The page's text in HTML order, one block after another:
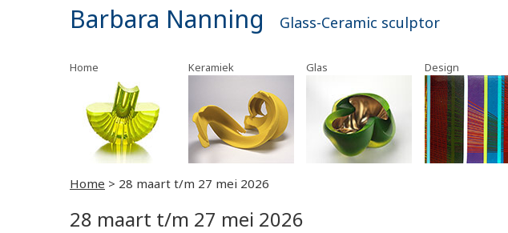
Barbara Nanning Glass-Ceramic sculptor
Home Keramiek Glas Design
Home > 28 maart t/m 27 mei 2026
28 maart t/m 27 mei 2026